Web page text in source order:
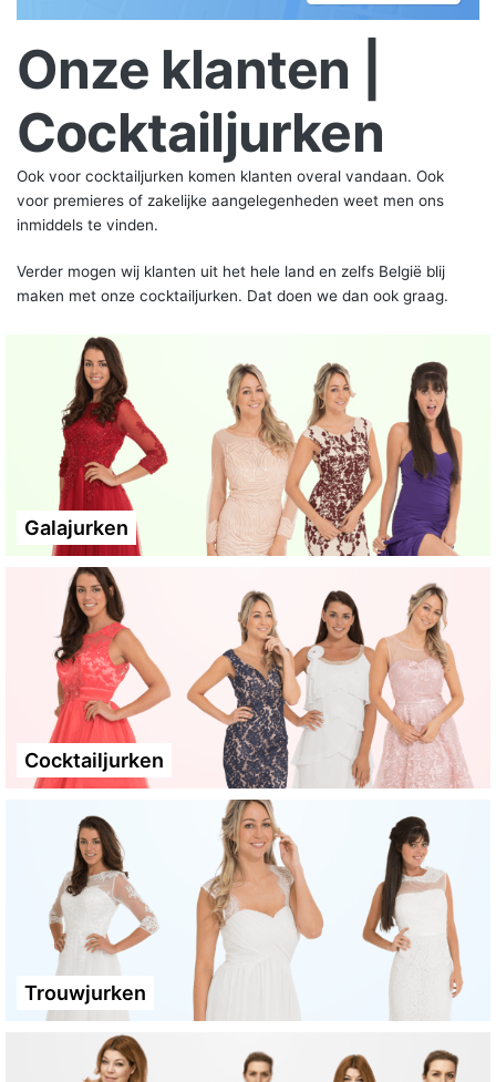
Onze klanten |
Cocktailjurken
Ook voor cocktailjurken komen klanten overal vandaan. Ook
voor premieres of zakelijke aangelegenheden weet men ons
inmiddels te vinden.
Verder mogen wij klanten uit het hele land en zelfs België blij
maken met onze cocktailjurken. Dat doen we dan ook graag.
Galajurken
Cocktailjurken
Trouwjurken